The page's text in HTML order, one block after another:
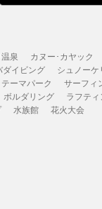
泉
カヌー･カヤック
ダイビング
シュノーケ
ーマパーク
サーフィ
ボルダリング
ラフテ
水族館 花火大会